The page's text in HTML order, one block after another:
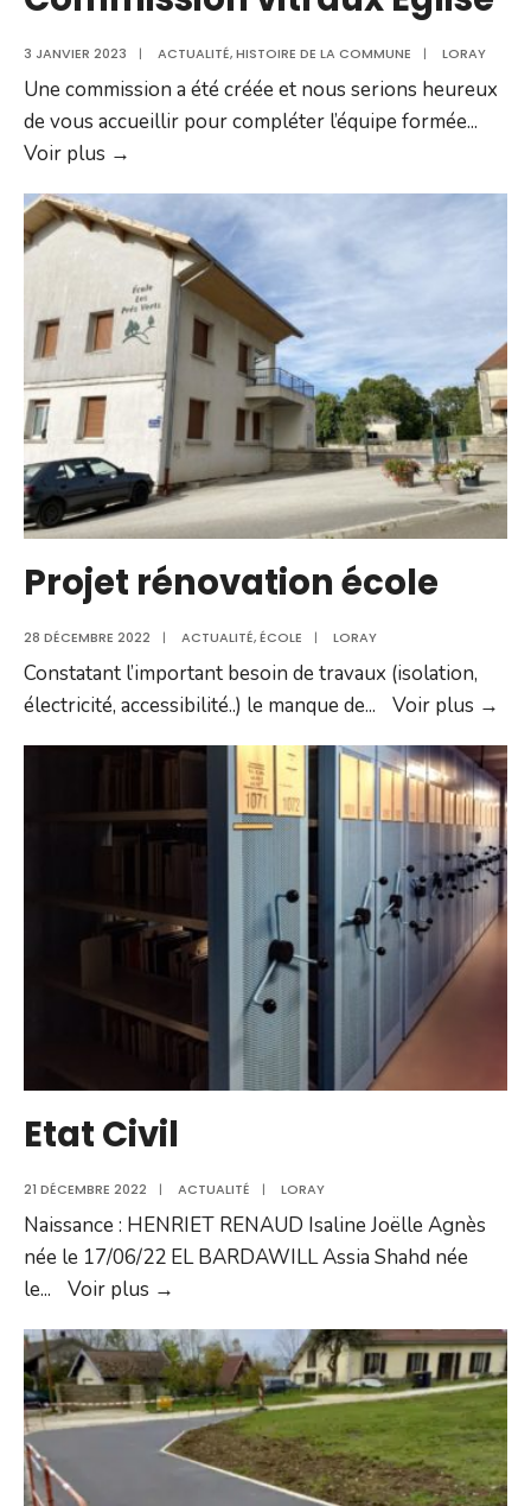
3 JANVIER 2023 | ACTUALITÉ,HISTOIRE DE LA COMMUNE | LORAY
Une commission a été créée et nous serions heureux
de vous accueillir pour compléter l’équipe formée...
Voir plus →
Eglise
Projet rénovation école
28 DÉCEMBRE 2022 | ACTUALITÉ,ÉCOLE | LORAY
Constatant l’important besoin de travaux (isolation,
électricité, accessibilité..) le manque de... Voir plus →
Etat Civil
21 DÉCEMBRE 2022 | ACTUALITÉ | LORAY
Naissance : HENRIET RENAUD Isaline Joëlle Agnès
née le 17/06/22 EL BARDAWILL Assia Shahd née
le... Voir plus →